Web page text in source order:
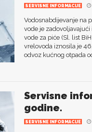
SERVISNE INFORMACIJE
Vodosnabdijevanje na
vode je
vode za piće (Sl. list
vrelovoda iznosila je
odvoz kućnog otpada
Servisne
godine.
SERVISNE INFORMACIJE